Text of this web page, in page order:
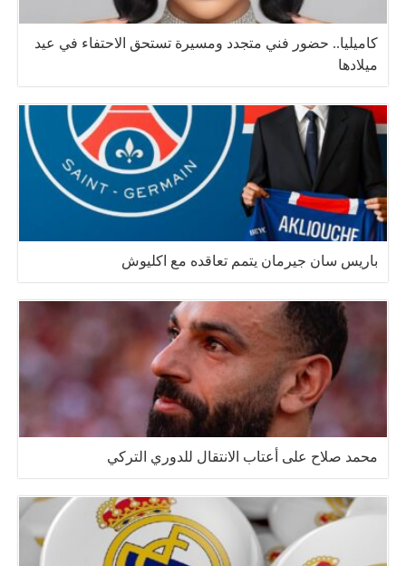
كاميليا.. حضور فني متجدد ومسيرة تستحق الاحتفاء في عيد
ميلادها
باريس سان جيرمان يتمم تعاقده مع اكليوش
محمد صلاح على أعتاب الانتقال للدوري التركي